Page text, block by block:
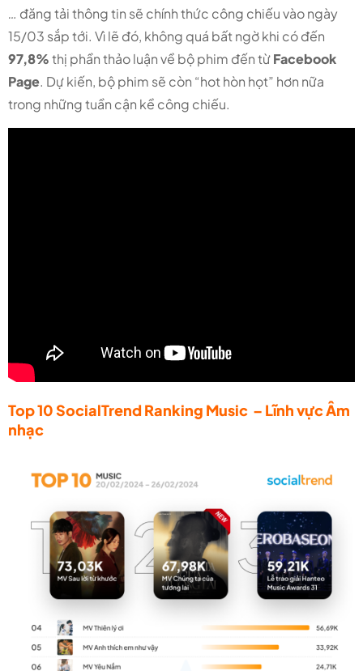
… đăng tải thông tin sẽ chính thức công chiếu vào ngày
15/03 sắp tới. Vì lẽ đó, không quá bất ngờ khi có đến
97,8%thị phần thảo luận về bộ phim đến từFacebook
Page. Dự kiến, bộ phim sẽ còn “hot hòn họt” hơn nữa
trong những tuần cận kề công chiếu.
Top 10 SocialTrend Ranking Music – Lĩnh vực Âm
nhạc